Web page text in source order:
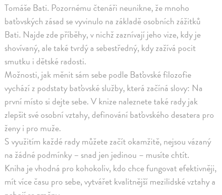
Tomáše Bati. Pozornému čtenáři neunikne, že mnoho
baťovských zásad se vyvinulo na základě osobních zážitků
Bati. Najde zde příběhy, v nichž zaznívají jeho vize, kdy je
shovívaný, ale také tvrdý a sebestředný, kdy zažívá pocit
smutku i dětské radosti.
Možnosti, jak měnit sám sebe podle Baťovské filozofie
vychází z podstaty baťovské služby, která začíná slovy: Na
první místo si dejte sebe. V knize naleznete také rady jak
zlepšit své osobní vztahy, definování baťovského desatera pro
ženy i pro muže.
S využitím každé rady můžete začít okamžitě, nejsou vázaný
na žádné podmínky – snad jen jedinou – musíte chtít.
Kniha je vhodná pro kohokoliv, kdo chce fungovat efektivněji,
mít více času pro sebe, vytvářet kvalitnější mezilidské vztahy a